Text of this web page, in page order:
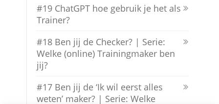
#19 ChatGPT hoe gebruik je het als
Trainer?
#18 Ben jij de Checker? | Serie:
Welke (online) Trainingmaker ben
jij?
#17 Ben jij de ‘Ik wil eerst alles
weten’ maker? | Serie: Welke